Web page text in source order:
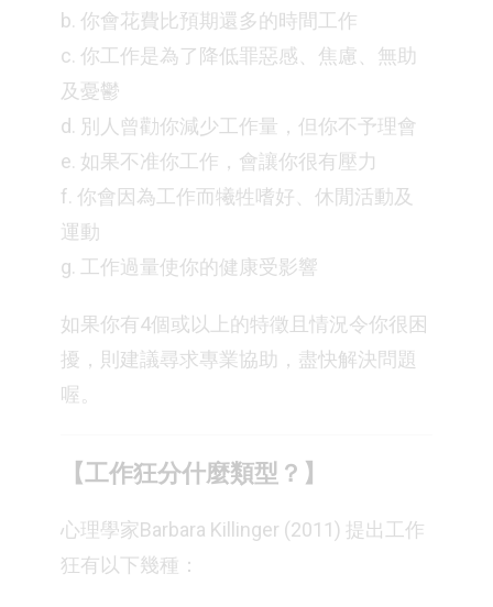
b. 你會花費比預期還多的時間工作
c. 你工作是為了降低罪惡感、焦慮、無助
及憂鬱
d. 別人曾勸你減少工作量，但你不予理會
e. 如果不准你工作，會讓你很有壓力
f. 你會因為工作而犧牲嗜好、休閒活動及
運動
g. 工作過量使你的健康受影響
如果你有4個或以上的特徵且情況令你很困
擾，則建議尋求專業協助，盡快解決問題
喔。
【工作狂分什麼類型？】
心理學家Barbara Killinger (2011) 提出工作
狂有以下幾種：